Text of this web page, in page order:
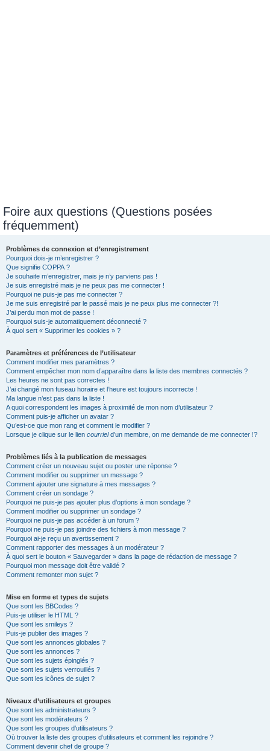
Foire aux questions (Questions posées
fréquemment)
Problèmes de connexion et d’enregistrement
Pourquoi dois-je m’enregistrer ?
Que signifie COPPA ?
Je souhaite m’enregistrer, mais je n’y parviens pas !
Je suis enregistré mais je ne peux pas me connecter !
Pourquoi ne puis-je pas me connecter ?
Je me suis enregistré par le passé mais je ne peux plus me connecter ?!
J’ai perdu mon mot de passe !
Pourquoi suis-je automatiquement déconnecté ?
À quoi sert « Supprimer les cookies » ?
Paramètres et préférences de l’utilisateur
Comment modifier mes paramètres ?
Comment empêcher mon nom d’apparaître dans la liste des membres connectés ?
Les heures ne sont pas correctes !
J’ai changé mon fuseau horaire et l’heure est toujours incorrecte !
Ma langue n’est pas dans la liste !
A quoi correspondent les images à proximité de mon nom d’utilisateur ?
Comment puis-je afficher un avatar ?
Qu’est-ce que mon rang et comment le modifier ?
Lorsque je clique sur le lien courrield’un membre, on me demande de me connecter !?
Problèmes liés à la publication de messages
Comment créer un nouveau sujet ou poster une réponse ?
Comment modifier ou supprimer un message ?
Comment ajouter une signature à mes messages ?
Comment créer un sondage ?
Pourquoi ne puis-je pas ajouter plus d’options à mon sondage ?
Comment modifier ou supprimer un sondage ?
Pourquoi ne puis-je pas accéder à un forum ?
Pourquoi ne puis-je pas joindre des fichiers à mon message ?
Pourquoi ai-je reçu un avertissement ?
Comment rapporter des messages à un modérateur ?
À quoi sert le bouton « Sauvegarder » dans la page de rédaction de message ?
Pourquoi mon message doit être validé ?
Comment remonter mon sujet ?
Mise en forme et types de sujets
Que sont les BBCodes ?
Puis-je utiliser le HTML ?
Que sont les smileys ?
Puis-je publier des images ?
Que sont les annonces globales ?
Que sont les annonces ?
Que sont les sujets épinglés ?
Que sont les sujets verrouillés ?
Que sont les icônes de sujet ?
Niveaux d’utilisateurs et groupes
Que sont les administrateurs ?
Que sont les modérateurs ?
Que sont les groupes d’utilisateurs ?
Où trouver la liste des groupes d’utilisateurs et comment les rejoindre ?
Comment devenir chef de groupe ?